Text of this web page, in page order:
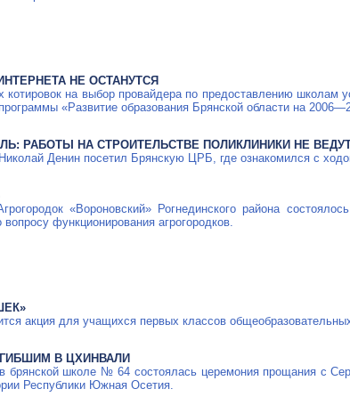
НЕ ОСТАНУТСЯ
котировок на выбор провайдера по предоставлению школам
«Развитие образования Брянской области на
РАБОТЫ НА СТРОИТЕЛЬСТВЕ ПОЛИКЛИНИКИ НЕ
Николай Денин посетил Брянскую ЦРБ, где ознакомился с
«Вороновский» Рогнединского района
вопросу функционирования агрогородков.
акция для учащихся первых классов
В ЦХИНВАЛИ
брянской школе № 64 состоялась церемония прощания с
Республики Южная Осетия.